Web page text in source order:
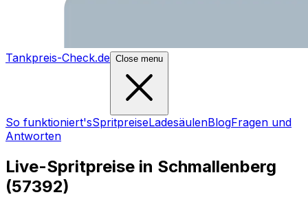
Tankpreis-Check.de Close menu
So funktioniert'sSpritpreiseLadesäulenBlogFragen und
Antworten
Live-Spritpreise in Schmallenberg
(57392)